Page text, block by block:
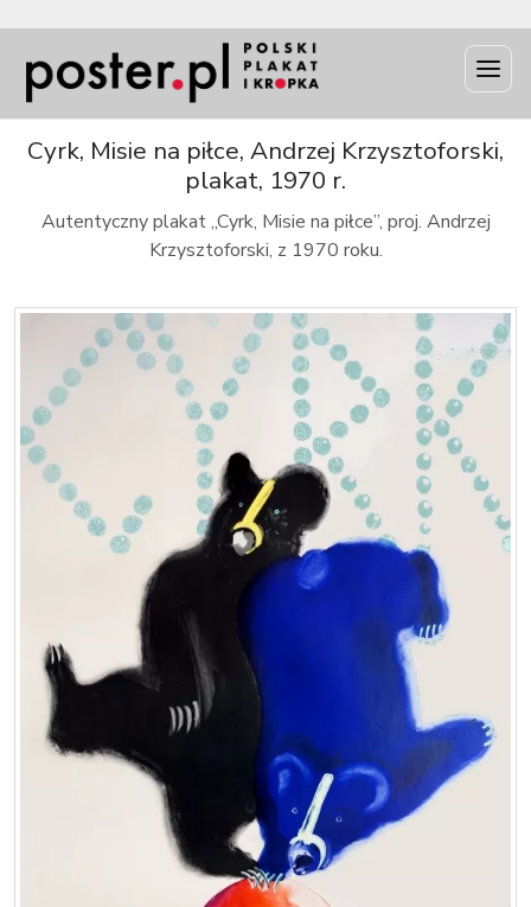
Cyrk, Misie na piłce, Andrzej Krzysztoforski,
plakat, 1970 r.
Autentyczny plakat „Cyrk, Misie na piłce”, proj. Andrzej
Krzysztoforski, z 1970 roku.